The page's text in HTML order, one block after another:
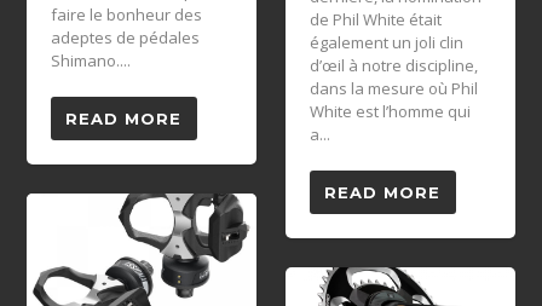
faire le bonheur des
adeptes de pédales
Shimano....
READ MORE
de Phil White était
également un joli clin
d’œil à notre discipline,
dans la mesure où Phil
White est l’homme qui
a...
READ MORE